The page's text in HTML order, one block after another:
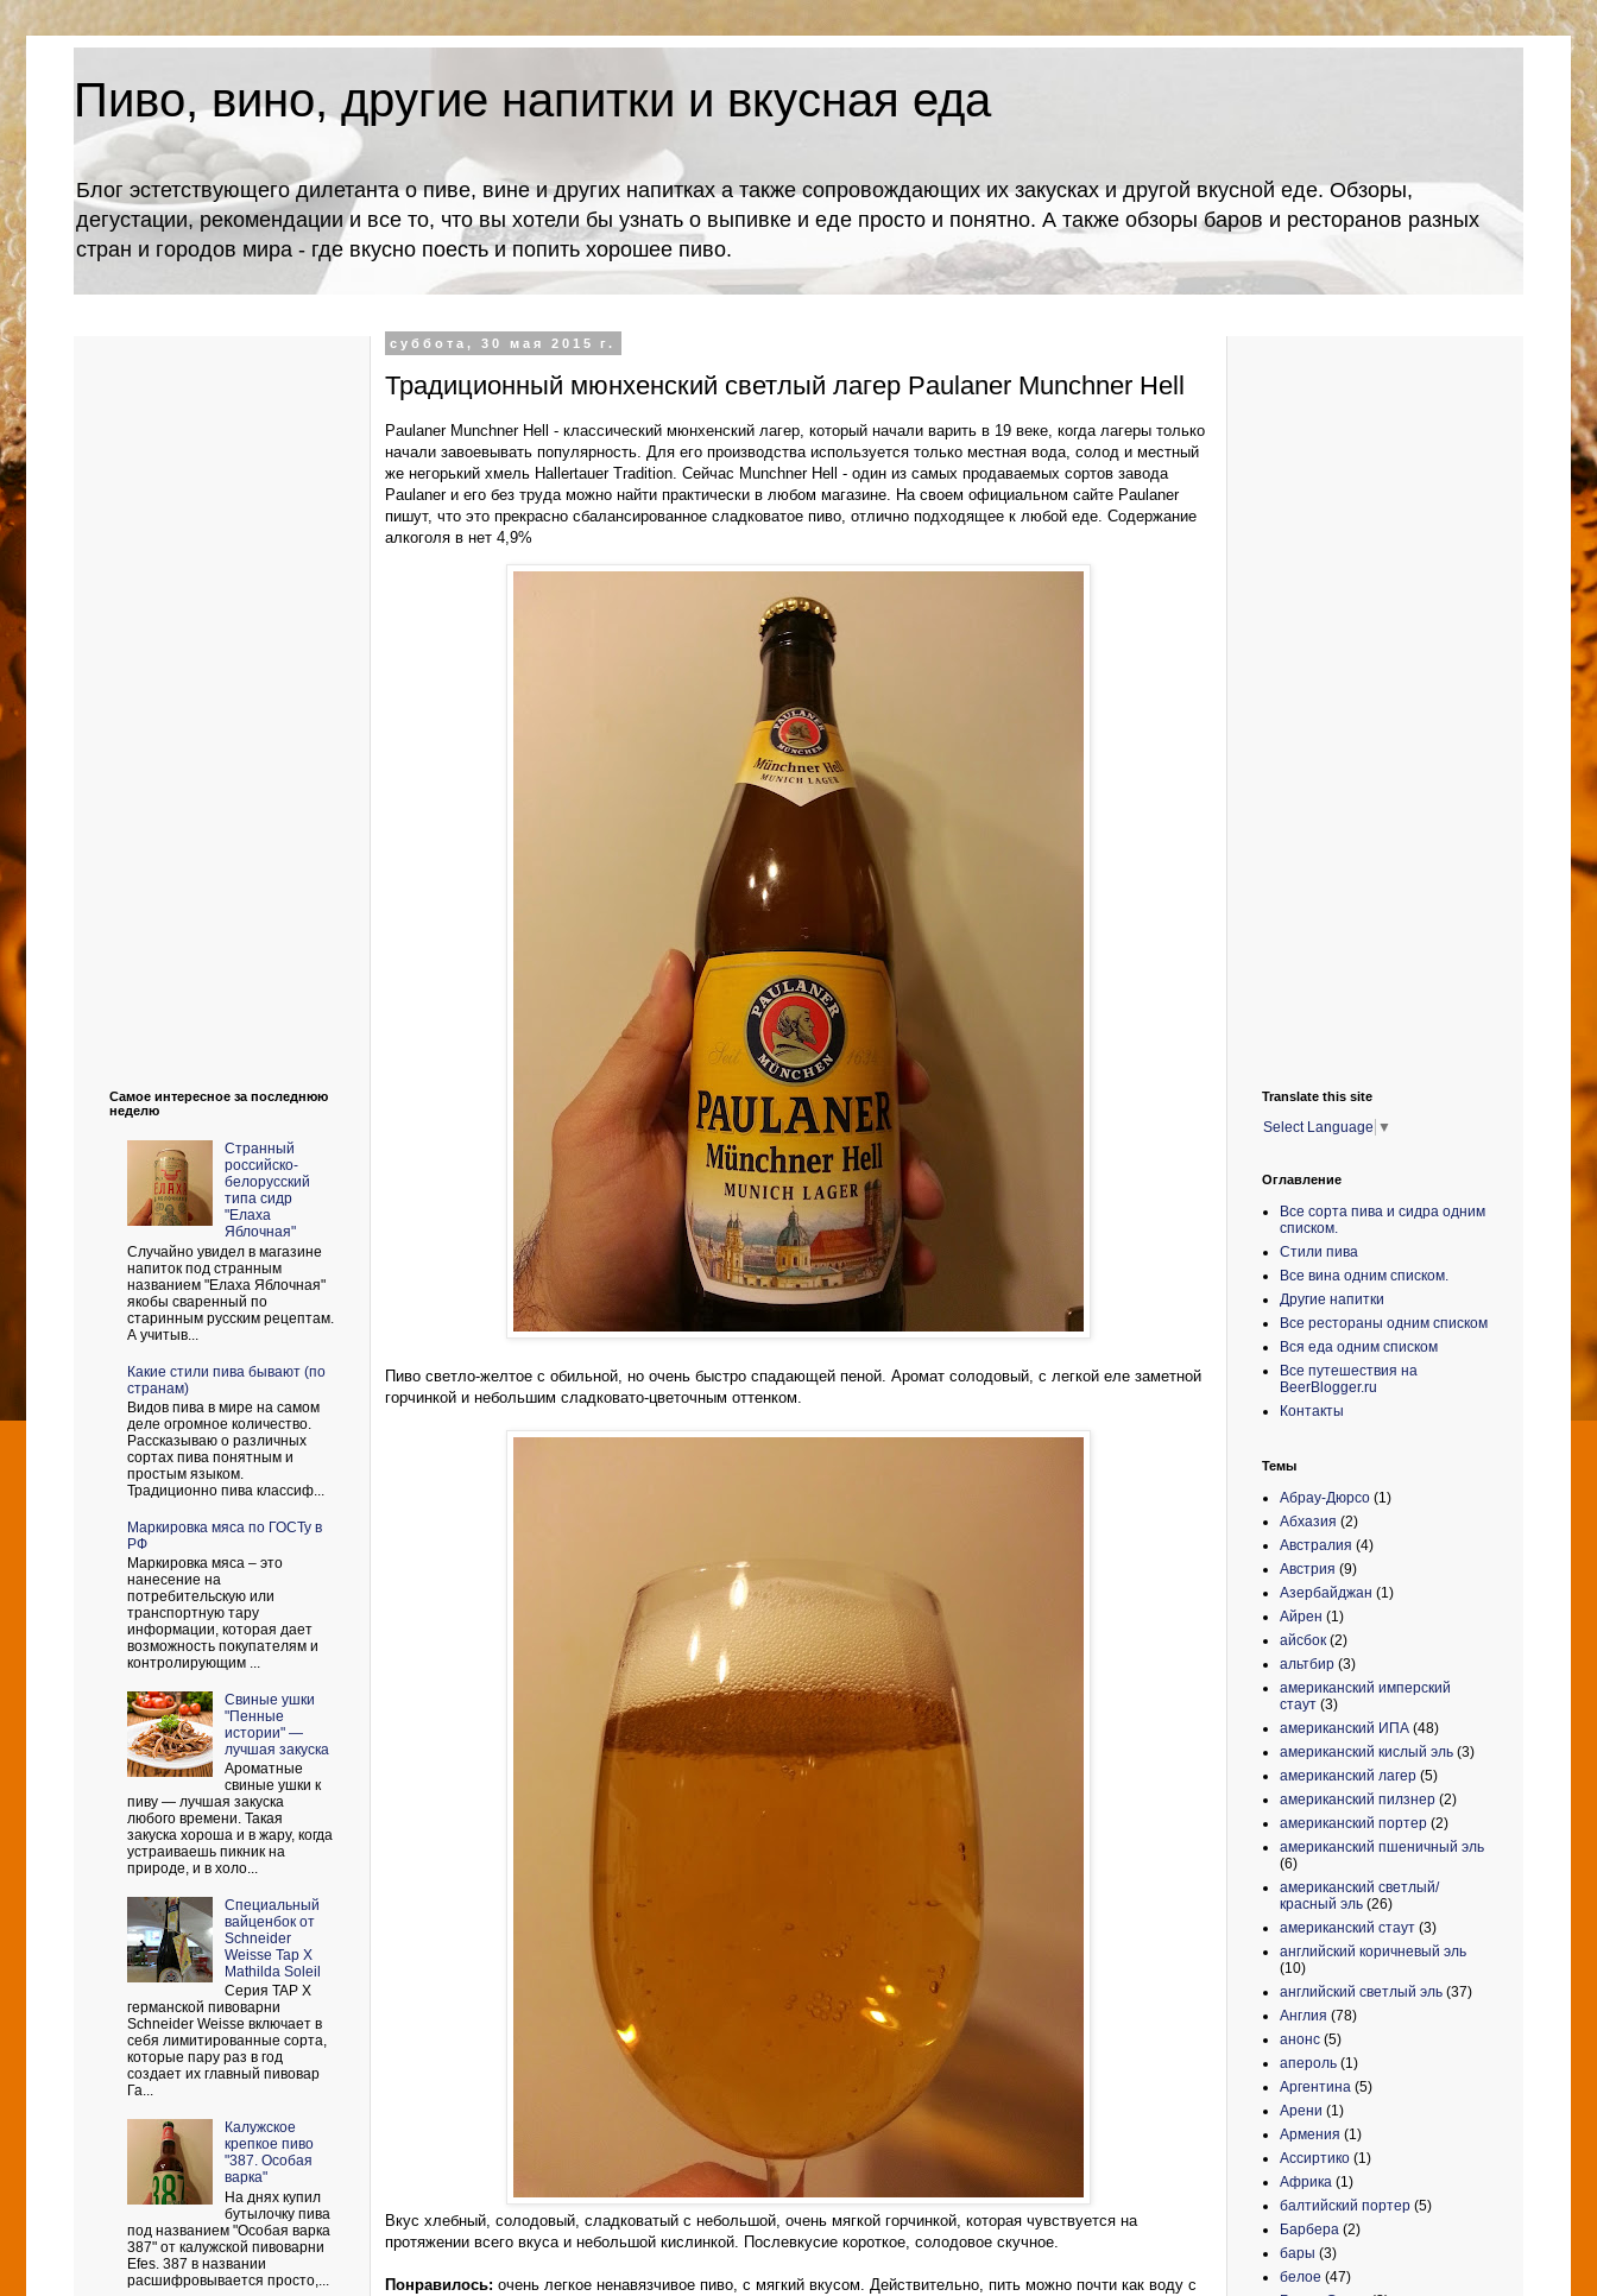
Пиво, вино, другие напитки и вкусная еда
Блог эстетствующего дилетанта о пиве, вине и других напитках а также сопровождающих их закусках и другой вкусной еде. Обзоры,
дегустации, рекомендации и все то, что вы хотели бы узнать о выпивке и еде просто и понятно. А также обзоры баров и ресторанов разных
стран и городов мира - где вкусно поесть и попить хорошее пиво.
суббота, 30 мая 2015 г.
Традиционный мюнхенский светлый лагер Paulaner Munchner Hell
Paulaner Munchner Hell - классический мюнхенский лагер, который начали варить в 19 веке, когда лагеры только
начали завоевывать популярность. Для его производства используется только местная вода, солод и местный
же негорький хмель Hallertauer Tradition. Сейчас Munchner Hell - один из самых продаваемых сортов завода
Paulaner и его без труда можно найти практически в любом магазине. На своем официальном сайте Paulaner
пишут, что это прекрасно сбалансированное сладковатое пиво, отлично подходящее к любой еде. Содержание
алкоголя в нет 4,9%
Пиво светло-желтое с обильной, но очень быстро спадающей пеной. Аромат солодовый, с легкой еле заметной
горчинкой и небольшим сладковато-цветочным оттенком.
Вкус хлебный, солодовый, сладковатый с небольшой, очень мягкой горчинкой, которая чувствуется на
протяжении всего вкуса и небольшой кислинкой. Послевкусие короткое, солодовое скучное.
Понравилось: очень легкое ненавязчивое пиво, с мягкий вкусом. Действительно, пить можно почти как воду с
Самое интересное за последнюю
неделю
Странный
российско-
белорусский
типа сидр
"Елаха
Яблочная"
Случайно увидел в магазине
напиток под странным
названием "Елаха Яблочная"
якобы сваренный по
старинным русским рецептам.
А учитыв...
Какие стили пива бывают (по
странам)
Видов пива в мире на самом
деле огромное количество.
Рассказываю о различных
сортах пива понятным и
простым языком.
Традиционно пива классиф...
Маркировка мяса по ГОСТу в
РФ
Маркировка мяса – это
нанесение на
потребительскую или
транспортную тару
информации, которая дает
возможность покупателям и
контролирующим ...
Свиные ушки
"Пенные
истории" —
лучшая закуска
Ароматные
свиные ушки к
пиву — лучшая закуска
любого времени. Такая
закуска хороша и в жару, когда
устраиваешь пикник на
природе, и в холо...
Cпециальный
вайценбок от
Schneider
Weisse Tap X
Mathilda Soleil
Серия TAP X
германской пивоварни
Schneider Weisse включает в
себя лимитированные сорта,
которые пару раз в год
создает их главный пивовар
Га...
Калужское
крепкое пиво
"387. Особая
варка"
На днях купил
бутылочку пива
под названием "Особая варка
387" от калужской пивоварни
Efes. 387 в названии
расшифровывается просто,...
Translate this site
Select Language ▼
Оглавление
Все сорта пива и сидра одним
списком.
Стили пива
Все вина одним списком.
Другие напитки
Все рестораны одним списком
Вся еда одним списком
Все путешествия на
BeerBlogger.ru
Контакты
Темы
Абрау-Дюрсо (1)
Абхазия (2)
Австралия (4)
Австрия (9)
Азербайджан (1)
Айрен (1)
айсбок (2)
альтбир (3)
американский имперский
стаут (3)
американский ИПА (48)
американский кислый эль (3)
американский лагер (5)
американский пилзнер (2)
американский портер (2)
американский пшеничный эль
(6)
американский светлый/
красный эль (26)
американский стаут (3)
английский коричневый эль
(10)
английский светлый эль (37)
Англия (78)
анонс (5)
апероль (1)
Аргентина (5)
Арени (1)
Армения (1)
Ассиртико (1)
Африка (1)
балтийский портер (5)
Барбера (2)
бары (3)
белое (47)